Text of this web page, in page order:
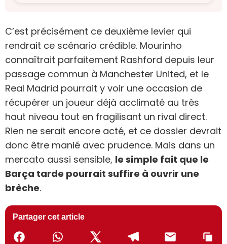
C’est précisément ce deuxième levier qui
rendrait ce scénario crédible. Mourinho
connaîtrait parfaitement Rashford depuis leur
passage commun à Manchester United, et le
Real Madrid pourrait y voir une occasion de
récupérer un joueur déjà acclimaté au très
haut niveau tout en fragilisant un rival direct.
Rien ne serait encore acté, et ce dossier devrait
donc être manié avec prudence. Mais dans un
mercato aussi sensible, le simple fait que le
Barça tarde pourrait suffire à ouvrir une
brèche.
Partager cet article